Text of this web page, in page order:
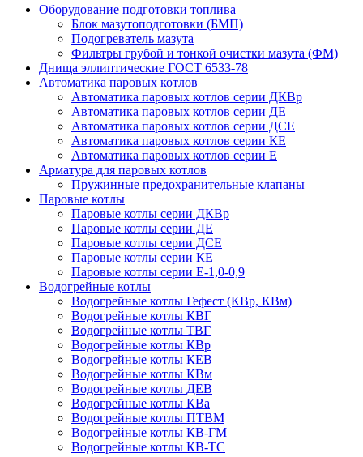
Оборудование подготовки топлива
Блок мазутоподготовки (БМП)
Подогреватель мазута
Фильтры грубой и тонкой очистки мазута (ФМ)
Днища эллиптические ГОСТ 6533-78
Автоматика паровых котлов
Автоматика паровых котлов серии ДКВр
Автоматика паровых котлов серии ДЕ
Автоматика паровых котлов серии ДСЕ
Автоматика паровых котлов серии КЕ
Автоматика паровых котлов серии Е
Арматура для паровых котлов
Пружинные предохранительные клапаны
Паровые котлы
Паровые котлы серии ДКВр
Паровые котлы серии ДЕ
Паровые котлы серии ДСЕ
Паровые котлы серии КЕ
Паровые котлы серии Е-1,0-0,9
Водогрейные котлы
Водогрейные котлы Гефест (КВр, КВм)
Водогрейные котлы КВГ
Водогрейные котлы ТВГ
Водогрейные котлы КВр
Водогрейные котлы КЕВ
Водогрейные котлы КВм
Водогрейные котлы ДЕВ
Водогрейные котлы КВа
Водогрейные котлы ПТВМ
Водогрейные котлы КВ-ГМ
Водогрейные котлы КВ-ТС